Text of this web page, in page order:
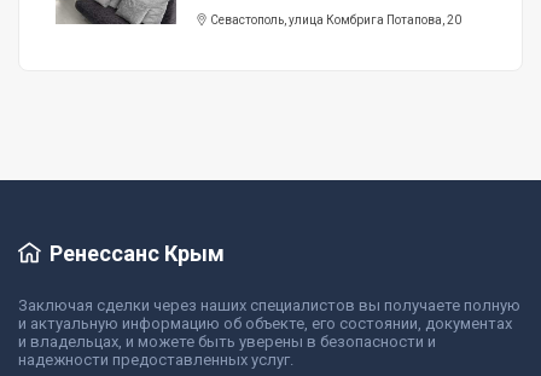
Севастополь, улица Комбрига Потапова, 20
Ренессанс Крым
Заключая сделки через наших специалистов вы получаете полную
и актуальную информацию об объекте, его состоянии, документах
и владельцах, и можете быть уверены в безопасности и
надежности предоставленных услуг.